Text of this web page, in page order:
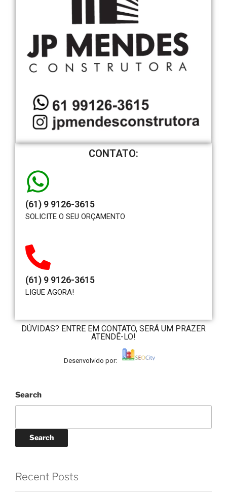
CONTATO:
(61) 9 9126-3615
SOLICITE O SEU ORÇAMENTO
(61) 9 9126-3615
LIGUE AGORA!
DÚVIDAS? ENTRE EM CONTATO, SERÁ UM PRAZER
ATENDÊ-LO!
Desenvolvido por:
Search
Search
Recent Posts